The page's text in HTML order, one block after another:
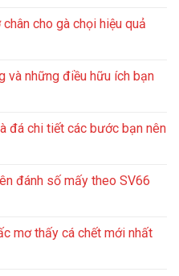
cho gà chọi hiệu quả
và những điều hữu ích bạn
đá chi tiết các bước bạn nên
đánh số mấy theo SV66
mơ thấy cá chết mới nhất